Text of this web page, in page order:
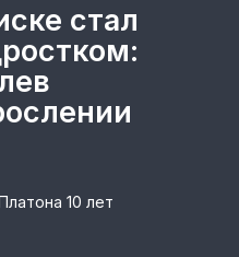
стал
10 лет